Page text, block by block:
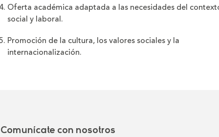
Oferta académica adaptada a las necesidades del
social y laboral.
Promoción de la cultura, los valores sociales y la
internacionalización.
Comunícate con nosotros